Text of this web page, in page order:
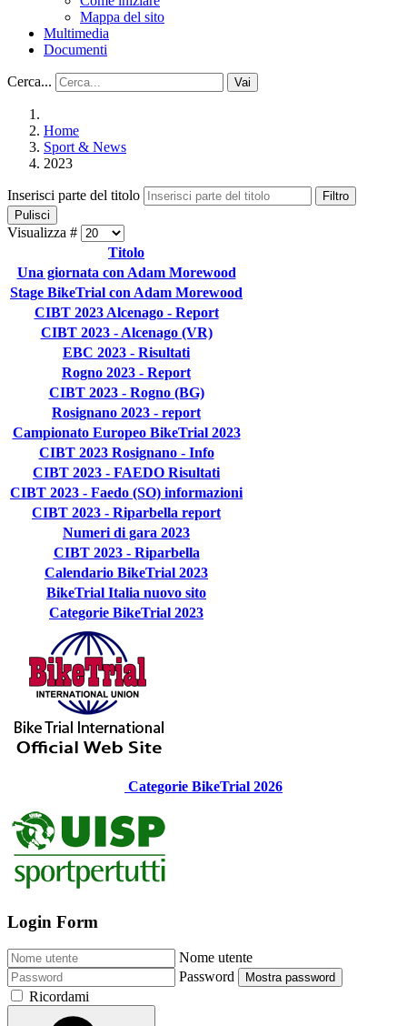
Mappa del sito
Multimedia
Documenti
Cerca... Vai
Home
Sport & News
2023
Inserisci parte del titolo
Filtro
Pulisci
Visualizza #
Titolo
Una giornata con Adam Morewood
Stage BikeTrial con Adam Morewood
CIBT 2023 Alcenago - Report
CIBT 2023 - Alcenago (VR)
EBC 2023 - Risultati
Rogno 2023 - Report
CIBT 2023 - Rogno (BG)
Rosignano 2023 - report
Campionato Europeo BikeTrial 2023
CIBT 2023 Rosignano - Info
CIBT 2023 - FAEDO Risultati
CIBT 2023 - Faedo (SO) informazioni
CIBT 2023 - Riparbella report
Numeri di gara 2023
CIBT 2023 - Riparbella
Calendario BikeTrial 2023
BikeTrial Italia nuovo sito
Categorie BikeTrial 2023
Categorie BikeTrial 2026
Login Form
Nome utente
Password
Mostra password
Ricordami